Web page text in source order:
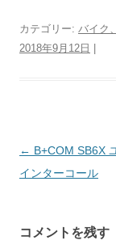
カテゴリー: バイク
2018年9月12日
投
稿
ゲ
← B+COM SB6X
インターコール
コメントを残す